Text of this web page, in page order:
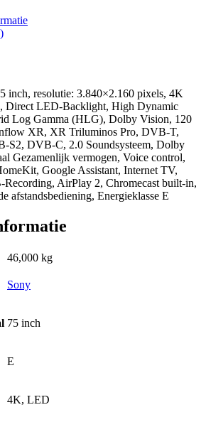
inch, resolutie: 3.840×2.160 pixels, 4K
Direct LED-Backlight, High Dynamic
Log Gamma (HLG), Dolby Vision, 120
XR, XR Triluminos Pro, DVB-T,
DVB-C, 2.0 Soundsysteem, Dolby
Gezamenlijk vermogen, Voice control,
Google Assistant, Internet TV,
AirPlay 2, Chromecast built-in,
afstandsbediening, Energieklasse E
46,000 kg
Sony
75 inch
E
4K, LED